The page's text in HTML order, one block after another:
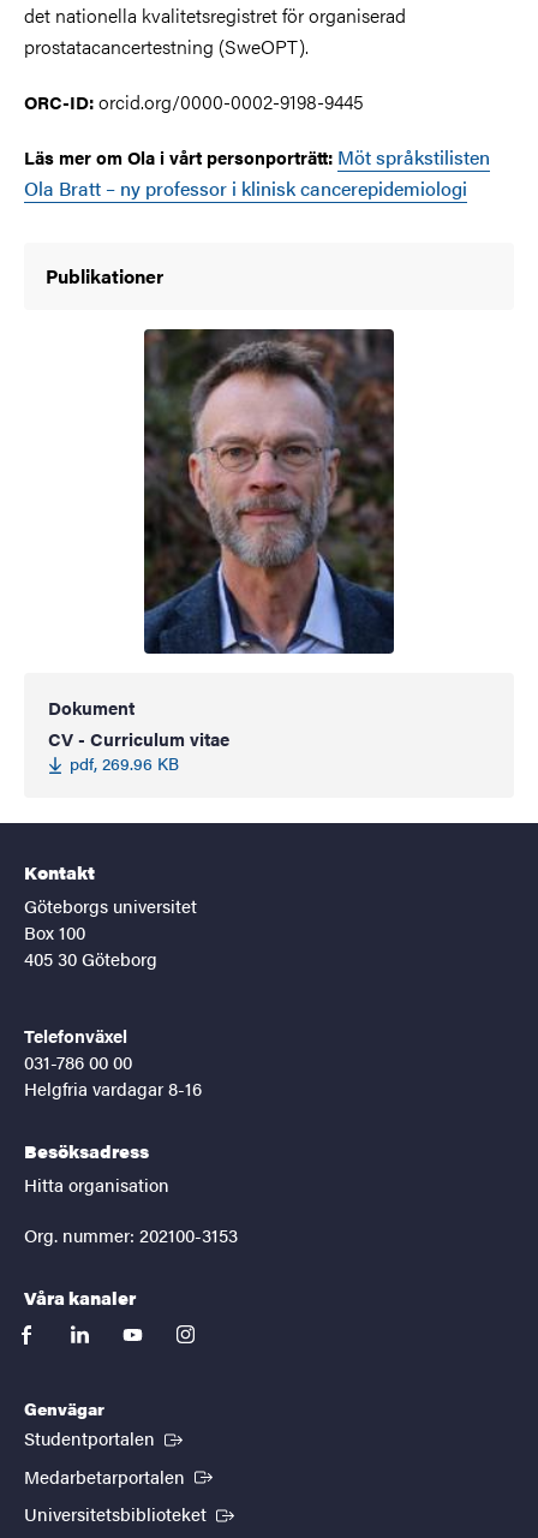
det nationella kvalitetsregistret för organiserad
prostatacancertestning (SweOPT).
ORC-ID:orcid.org/0000-0002-9198-9445
Läs mer om Ola i vårt personporträtt: Möt språkstilisten
Ola Bratt – ny professor i klinisk cancerepidemiologi
Publikationer
Dokument
CV - Curriculum vitae
pdf, 269.96 KB
Kontakt
Göteborgs universitet
Box 100
405 30 Göteborg
Telefonväxel
031-786 00 00
Helgfria vardagar 8-16
Besöksadress
Hitta organisation
Org. nummer: 202100-3153
Våra kanaler
facebooklinkedinyoutubeinstagram
Genvägar
Studentportalen (Extern länk)
Medarbetarportalen (Extern länk)
Universitetsbiblioteket (Extern länk)